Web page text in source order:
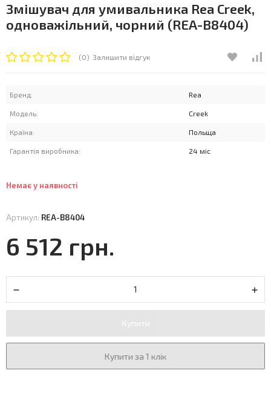
Змішувач для умивальника Rea Creek,
одноважільний, чорний (REA-B8404)
(0) Залишити відгук
Бренд: Rea
Модель: Creek
Країна: Польща
Гарантія виробника: 24 міс
Немає у наявності
Артикул: REA-B8404
6 512 грн.
Купити
Купити за 1 клік